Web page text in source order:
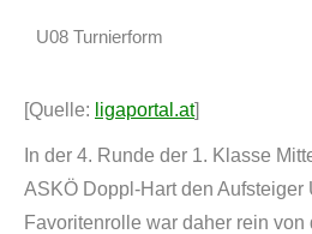
[Quelle: ligaportal.at]
In der 4. Runde der 1. Klasse
ASKÖ Doppl-Hart den Aufsteiger
Favoritenrolle war daher rein
U08 Turnierform